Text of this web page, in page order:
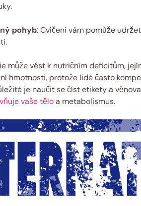
pohyb: Cvičení vám pomůže
může vést k nutričním deficitům,
hmotnosti, protože lidé často
je naučit se číst etikety a
vaše těloa metabolismus.